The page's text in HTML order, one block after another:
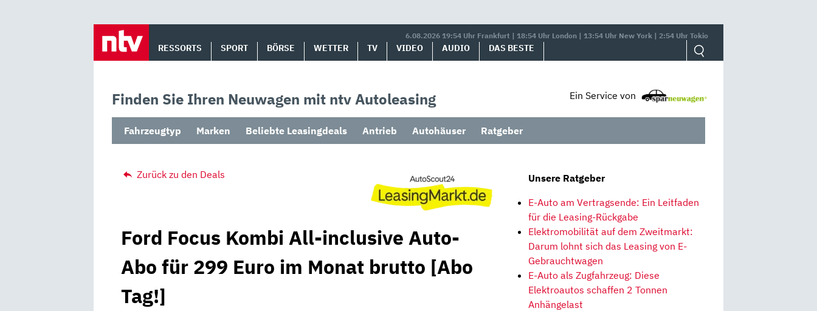
6.08.2026 19:54 Uhr Frankfurt | 18:54 Uhr London | 13:54 Uhr New York | 2:54 Uhr Tokio
RESSORTS SPORT BÖRSE WETTER TV VIDEO AUDIO DAS BESTE
Finden Sie Ihren Neuwagen mit ntv Autoleasing Ein Service von
Fahrzeugtyp Marken Beliebte Leasingdeals Antrieb Autohäuser Ratgeber
Zurück zu den Deals
Ford Focus Kombi All-inclusive Auto-
Abo für 299 Euro im Monat brutto [Abo
Tag!]
Unsere Ratgeber
E-Auto am Vertragsende: Ein Leitfaden
für die Leasing-Rückgabe
Elektromobilität auf dem Zweitmarkt:
Darum lohnt sich das Leasing von E-
Gebrauchtwagen
E-Auto als Zugfahrzeug: Diese
Elektroautos schaffen 2 Tonnen
Anhängelast